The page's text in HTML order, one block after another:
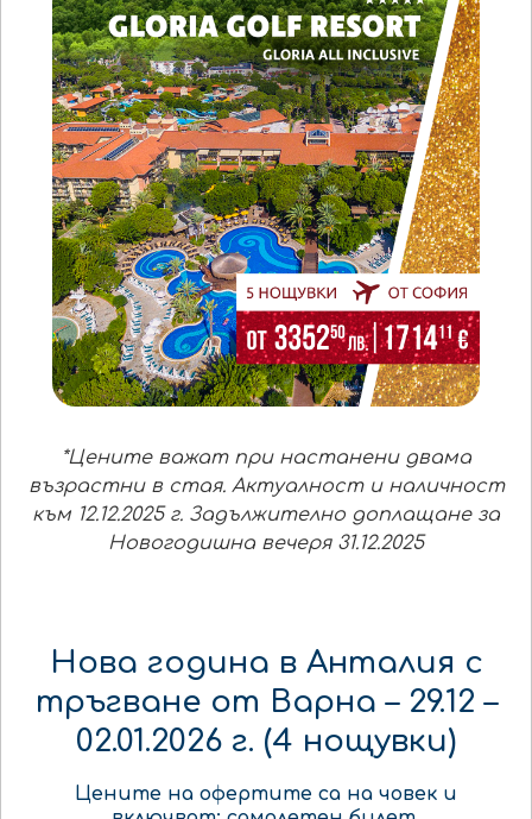
*Цените важат при настанени двама
възрастни в стая. Актуалност и наличност
към 12.12.2025 г. Задължително доплащане за
Новогодишна вечеря 31.12.2025
Нова година в Анталия с
тръгване от Варна – 29.12 –
02.01.2026 г. (4 нощувки)
Цените на офертите са на човек и